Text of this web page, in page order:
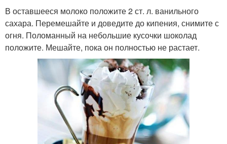
В оставшееся молоко положите 2 ст. л. ванильного
сахара. Перемешайте и доведите до кипения, снимите с
огня. Поломанный на небольшие кусочки шоколад
положите. Мешайте, пока он полностью не растает.